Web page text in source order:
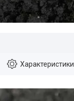
Характеристики